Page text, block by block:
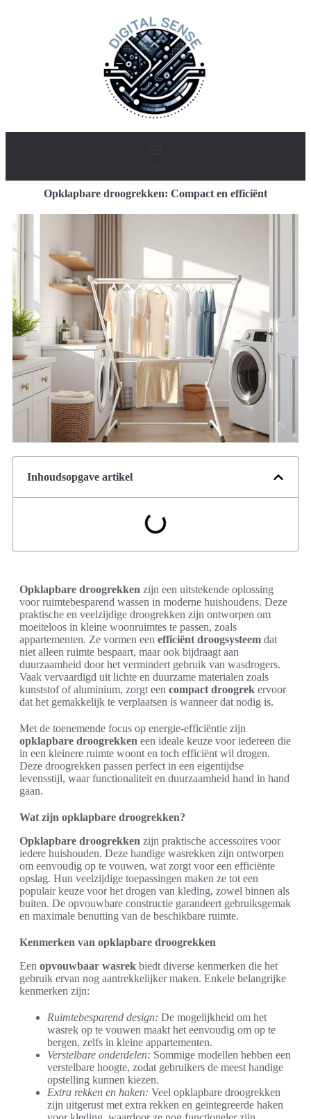
Opklapbare droogrekken: Compact en efficiënt
Inhoudsopgave artikel
Opklapbare droogrekken zijn een uitstekende oplossing
voor ruimtebesparend wassen in moderne huishoudens. Deze
praktische en veelzijdige droogrekken zijn ontworpen om
moeiteloos in kleine woonruimtes te passen, zoals
appartementen. Ze vormen een efficiënt droogsysteem dat
niet alleen ruimte bespaart, maar ook bijdraagt aan
duurzaamheid door het vermindert gebruik van wasdrogers.
Vaak vervaardigd uit lichte en duurzame materialen zoals
kunststof of aluminium, zorgt een compact droogrek ervoor
dat het gemakkelijk te verplaatsen is wanneer dat nodig is.
Met de toenemende focus op energie-efficiëntie zijn
opklapbare droogrekken een ideale keuze voor iedereen die
in een kleinere ruimte woont en toch efficiënt wil drogen.
Deze droogrekken passen perfect in een eigentijdse
levensstijl, waar functionaliteit en duurzaamheid hand in hand
gaan.
Wat zijn opklapbare droogrekken?
Opklapbare droogrekken zijn praktische accessoires voor
iedere huishouden. Deze handige wasrekken zijn ontworpen
om eenvoudig op te vouwen, wat zorgt voor een efficiënte
opslag. Hun veelzijdige toepassingen maken ze tot een
populair keuze voor het drogen van kleding, zowel binnen als
buiten. De opvouwbare constructie garandeert gebruiksgemak
en maximale benutting van de beschikbare ruimte.
Kenmerken van opklapbare droogrekken
Een opvouwbaar wasrek biedt diverse kenmerken die het
gebruik ervan nog aantrekkelijker maken. Enkele belangrijke
kenmerken zijn:
Ruimtebesparend design: De mogelijkheid om het
wasrek op te vouwen maakt het eenvoudig om op te
bergen, zelfs in kleine appartementen.
Verstelbare onderdelen: Sommige modellen hebben een
verstelbare hoogte, zodat gebruikers de meest handige
opstelling kunnen kiezen.
Extra rekken en haken: Veel opklapbare droogrekken
zijn uitgerust met extra rekken en geïntegreerde haken